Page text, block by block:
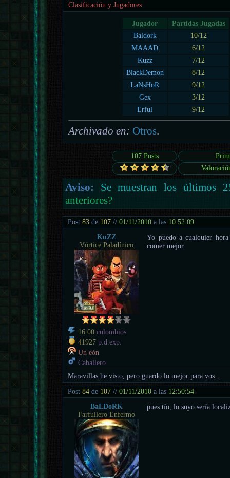
Clasificación y Jugadores
Jugador
Partidas Jugadas
Baldork
10/12
MAAAD
6/12
Kuzz
7/12
BlackDemon
8/12
LaNsHoR
9/12
Gex
3/12
Erful
9/12
Archivado en: Otros.
107 Posts
Aviso: Se muestran los últimos
anteriores?
Post83 de 107 //01/11/2010 a las 10:52:09
KuZZ
Vórtice Paladínico
16.00 culombios
41927 p.d.exp.
Un eón
Caballero
Yo puedo a cualquier
comer mejor.
Maravillas he visto, pero guardo lo mejor para vos...
Post84 de 107 //01/11/2010 a las 12:50:54
BaLDoRK
Farfullero Enfermo
pues tío, lo suyo sería